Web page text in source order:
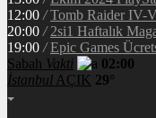
12:00 / Tomb Raider IV-
20:00 / 2si1 Haftalık
19:00 / Epic Games
Sabah Vakti
02:00
İstanbul AÇIK 29°